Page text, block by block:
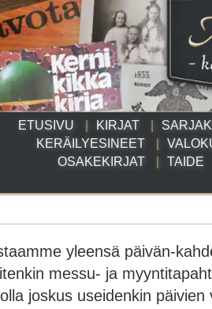
ETUSIVU KIRJAT
KERÄILYESINEET
OSAKEKIRJAT
TAIDE
yleensä päivän-
messu- ja
joskus useidenkin päivien